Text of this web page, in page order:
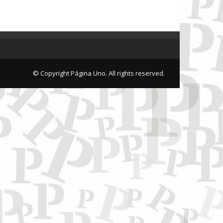
© Copyright Página Uno. All rights reserved.